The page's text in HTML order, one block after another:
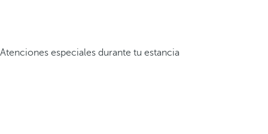
Atenciones especiales durante tu estancia